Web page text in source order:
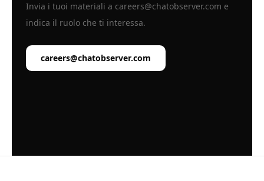
Invia i tuoi materiali a careers@chatobserver.com e
indica il ruolo che ti interessa.
careers@chatobserver.com